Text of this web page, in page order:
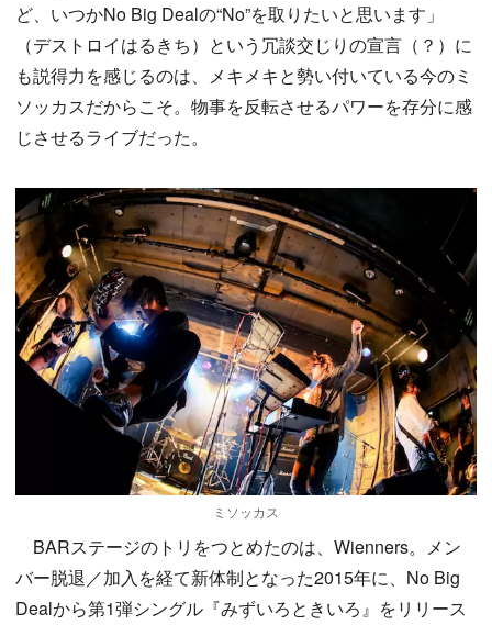
ど、いつかNo Big Dealの“No”を取りたいと思います」
（デストロイはるきち）という冗談交じりの宣言（？）に
も説得力を感じるのは、メキメキと勢い付いている今のミ
ソッカスだからこそ。物事を反転させるパワーを存分に感
じさせるライブだった。
ミソッカス
BARステージのトリをつとめたのは、Wienners。メン
バー脱退／加入を経て新体制となった2015年に、No Big
Dealから第1弾シングル『みずいろときいろ』をリリース